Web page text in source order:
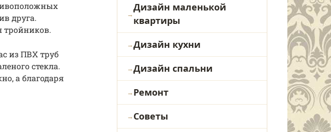
друга.
тройников.
из ПВХ труб
стекла.
а благодаря
Дизайн маленькой
квартиры
Дизайн кухни
Дизайн спальни
Ремонт
Советы